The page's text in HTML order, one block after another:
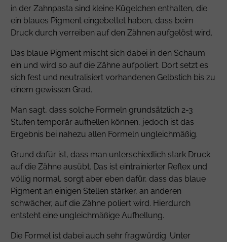
in der Zahnpasta sind kleine Kügelchen enthalten, die
ein blaues Pigment eingebettet haben, dass beim
Druck durch verreiben auf den Zähnen aufgelöst wird.
Das blaue Pigment mischt sich dabei in den Schaum
ein und wird so auf die Zähne aufpoliert. Dort setzt es
sich fest und neutralisiert vorhandenen Gelbstich bis zu
einem gewissen Grad.
Man sagt, dass solche Formeln grundsätzlich 2-3
Stufen temporär aufhellen können, jedoch ist das
Ergebnis bei nahezu allen Formeln ungleichmäßig.
Grund dafür ist, dass man unterschiedlich stark Druck
auf die Zähne ausübt. Das ist eintrainierter Reflex und
völlig normal, sorgt aber eben dafür, dass das blaue
Pigment an einigen Stellen stärker, an anderen
schwächer, auf die Zähne poliert wird. Hierdurch
entsteht eine ungleichmäßige Aufhellung.
Die Formel ist dabei auch sehr fragwürdig. Unter